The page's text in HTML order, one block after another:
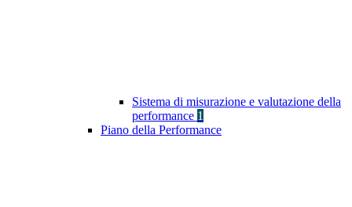
Sistema di misurazione e valutazione della
performance 1
Piano della Performance